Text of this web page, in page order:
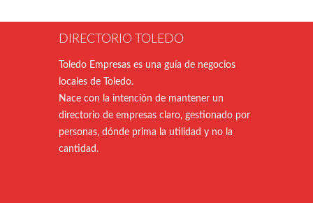
DIRECTORIO TOLEDO
Toledo Empresas es una guía de negocios
locales de Toledo.
Nace con la intención de mantener un
directorio de empresas claro, gestionado por
personas, dónde prima la utilidad y no la
cantidad.